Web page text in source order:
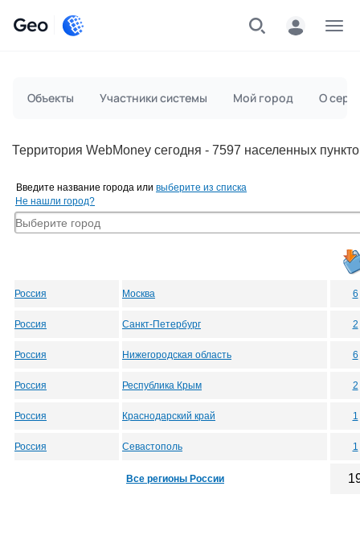
Geo
Объекты Участники системы Мой город О
Территория WebMoney сегодня - 7597 населенных
Введите название города или выберите из списка
Не нашли город?
Россия Москва 6
Россия Санкт-Петербург 2
Россия Нижегородская область 6
Россия Республика Крым 2
Россия Краснодарский край 1
Россия Севастополь 1
Все регионы России